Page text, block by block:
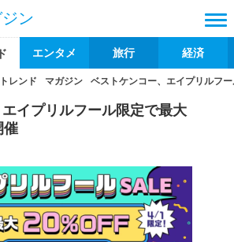
ン
エンタメ 旅行 経済
トレンド マガジン ベストケンコー、エイプリルフ
イプリルフール限定で最大
催